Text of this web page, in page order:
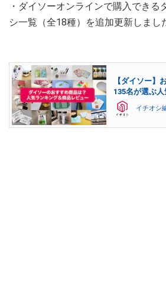
・ダイソーオンラインで購入できる
シ一覧（全18種）を追加更新しまし
【ダイソー】
135名が選ぶ
イチオシ